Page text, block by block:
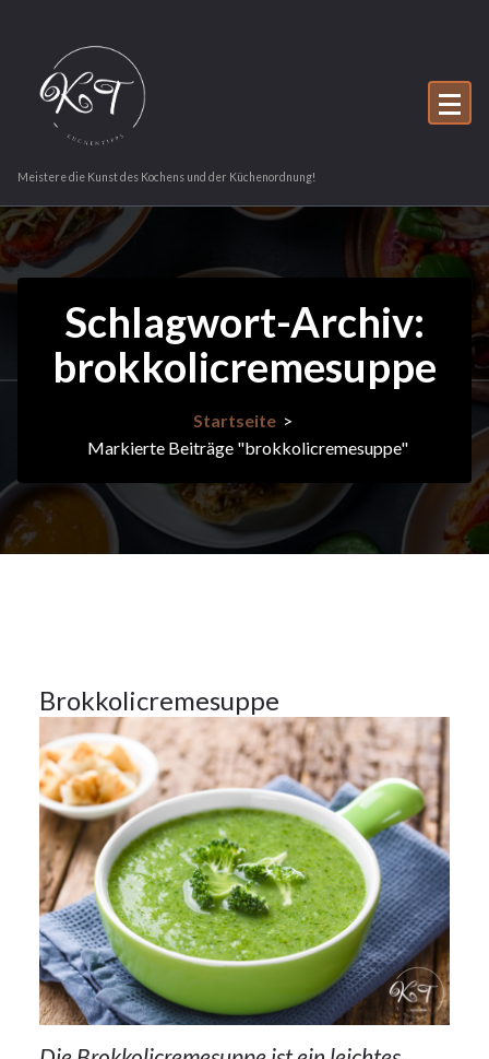
springen
Meistere die Kunst des Kochens und der Küchenordnung!
Schlagwort-Archiv:
brokkolicremesuppe
Startseite >
Markierte Beiträge "brokkolicremesuppe"
3
NOV.
2023
3Nov.
Brokkolicremesuppe